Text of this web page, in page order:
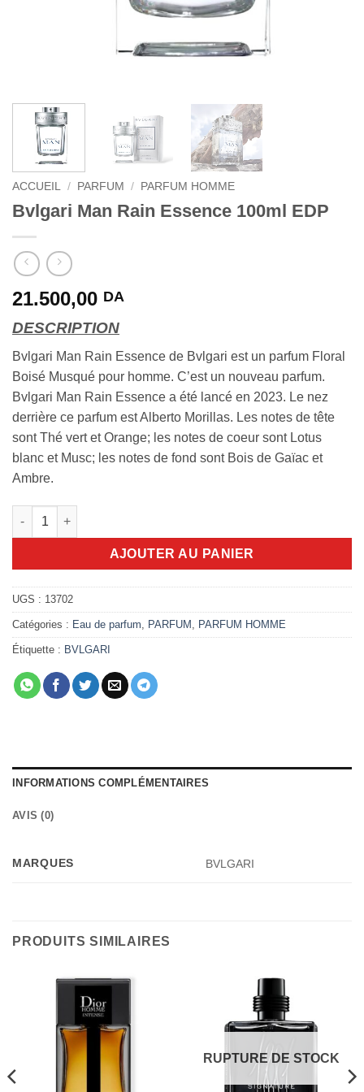
ACCUEIL / PARFUM / PARFUM HOMME
Bvlgari Man Rain Essence 100ml EDP
21.500,00 DA
DESCRIPTION
Bvlgari Man Rain Essence de Bvlgari est un parfum Floral
Boisé Musqué pour homme. C’est un nouveau parfum.
Bvlgari Man Rain Essence a été lancé en 2023. Le nez
derrière ce parfum est Alberto Morillas. Les notes de tête
sont Thé vert et Orange; les notes de coeur sont Lotus
blanc et Musc; les notes de fond sont Bois de Gaïac et
Ambre.
quantité de Bvlgari Man Rain Essence 100ml EDP
AJOUTER AU PANIER
UGS : 13702
Catégories : Eau de parfum PARFUM PARFUM HOMME
Étiquette : BVLGARI
INFORMATIONS COMPLÉMENTAIRES
AVIS (0)
MARQUES BVLGARI
PRODUITS SIMILAIRES
RUPTURE DE STOCK